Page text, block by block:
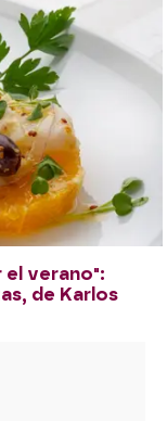
verano":
de Karlos